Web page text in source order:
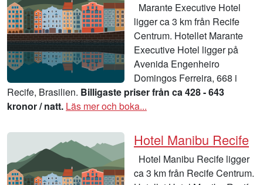
Marante Executive Hotel
ligger ca 3 km från Recife
Centrum. Hotellet Marante
Executive Hotel ligger på
Avenida Engenheiro
Domingos Ferreira, 668 i
Recife, Brasilien. Billigaste priser från ca 428 - 643
kronor / natt. Läs mer och boka...
Hotel Manibu Recife
Hotel Manibu Recife ligger
ca 3 km från Recife Centrum.